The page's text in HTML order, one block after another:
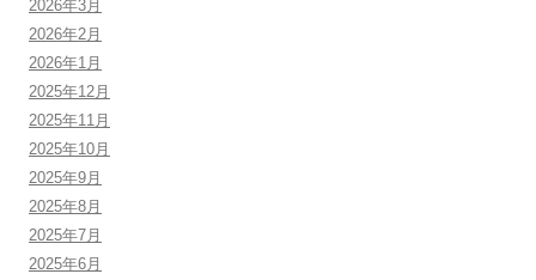
2026年3月
2026年2月
2026年1月
2025年12月
2025年11月
2025年10月
2025年9月
2025年8月
2025年7月
2025年6月